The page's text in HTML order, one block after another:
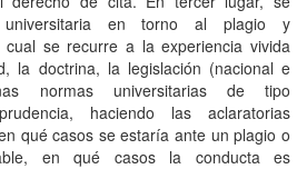
en torno al plagio y
se recurre a la experiencia vivida
la doctrina, la legislación (nacional e
normas universitarias de tipo
haciendo las aclaratorias
qué casos se estaría ante un plagio o
en qué casos la conducta es